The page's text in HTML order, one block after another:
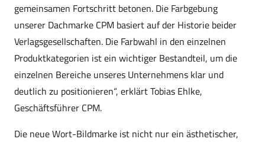
gemeinsamen Fortschritt betonen. Die Farbgebung
unserer Dachmarke CPM basiert auf der Historie beider
Verlagsgesellschaften. Die Farbwahl in den einzelnen
Produktkategorien ist ein wichtiger Bestandteil, um die
einzelnen Bereiche unseres Unternehmens klar und
deutlich zu positionieren“, erklärt Tobias Ehlke,
Geschäftsführer CPM.
Die neue Wort-Bildmarke ist nicht nur ein ästhetischer,